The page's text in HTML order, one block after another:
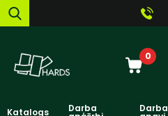
0
Katalogs Darba Darba